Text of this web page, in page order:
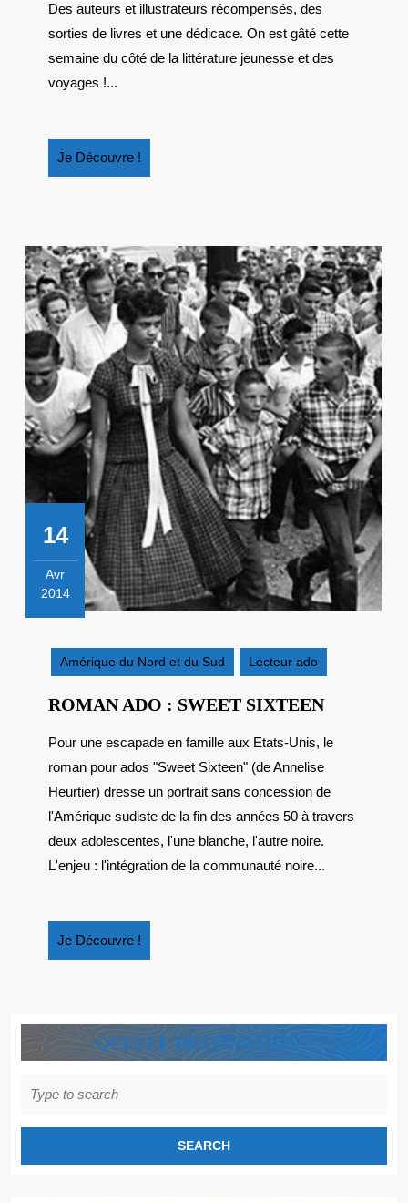
23
MAI
2014
Des auteurs et illustrateurs récompensés, des
sorties de livres et une dédicace. On est gâté cette
semaine du côté de la littérature jeunesse et des
voyages !...
Je Découvre !
Découvre
14
Avr
2014
2014
Amérique du Nord et du Sud
Lecteur ado
ROMAN ADO : SWEET SIXTEENROMAN
:
SWEET
SIXTEEN
Pour une escapade en famille aux Etats-Unis, le
roman pour ados "Sweet Sixteen" (de Annelise
Heurtier) dresse un portrait sans concession de
l'Amérique sudiste de la fin des années 50 à travers
deux adolescentes, l'une blanche, l'autre noire.
L'enjeu : l'intégration de la communauté noire...
Je Découvre !
Découvre
QUELLE DESTINATION ?
for: